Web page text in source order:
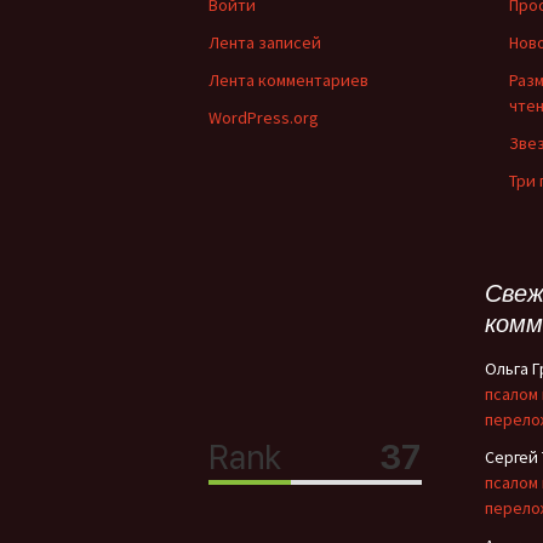
Войти
Лента записей
Лента комментариев
WordPress.org
Три
Ольга
псалом
Сергей
псалом